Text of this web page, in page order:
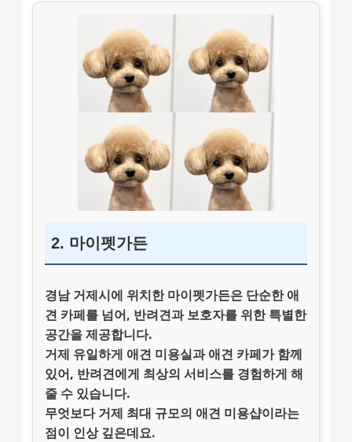
2. 마이펫가든
경남 거제시에 위치한마이펫가든은 단순한 애
견 카페를 넘어, 반려견과 보호자를 위한 특별한
공간을 제공합니다.
거제 유일하게 애견 미용실과 애견 카페가 함께
있어, 반려견에게 최상의 서비스를 경험하게 해
줄 수 있습니다.
무엇보다거제 최대 규모의 애견 미용샵이라는
점이 인상 깊은데요.